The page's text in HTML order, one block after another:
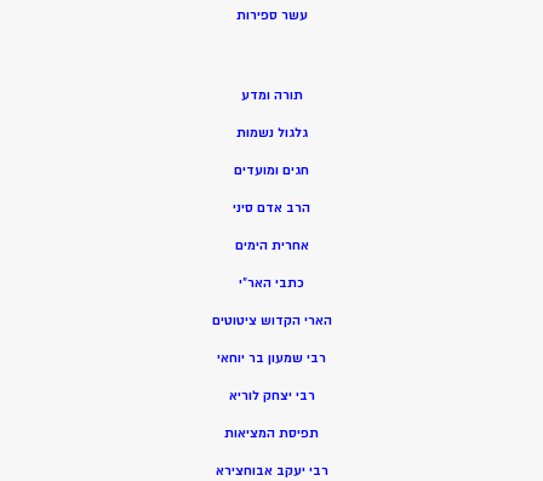
עשר ספירות
תורה ומדע
גלגול נשמות
חגים ומועדים
הרב אדם סיני
אחרית הימים
כתבי האר”י
הארי הקדוש ציטוטים
רבי שמעון בר יוחאי
רבי יצחק לוריא
תפיסת המציאות
רבי יעקב אבוחצירא